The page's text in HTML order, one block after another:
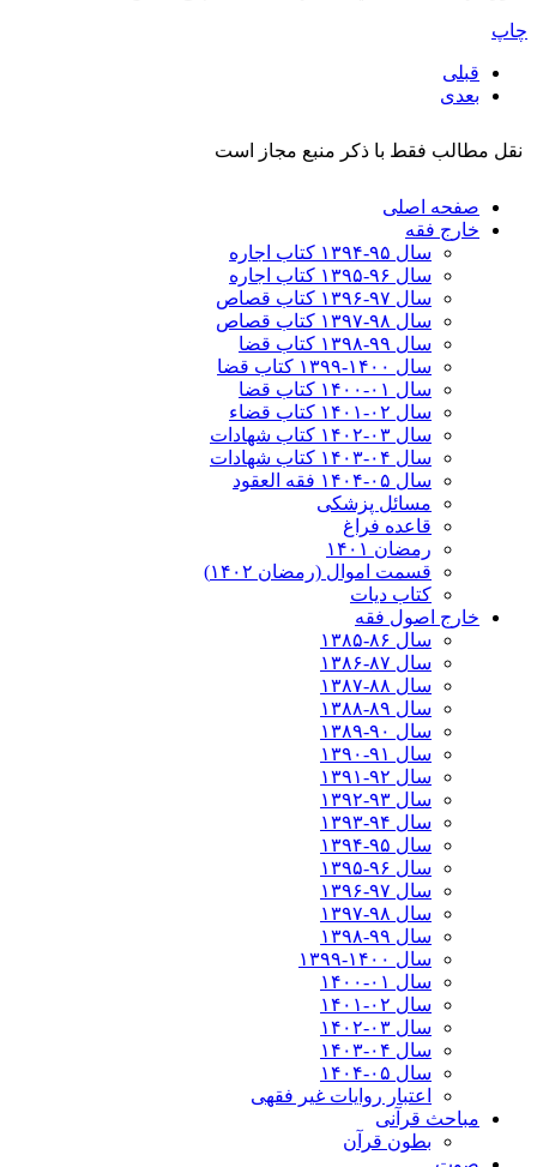
چاپ
قبلی
بعدی
نقل مطالب فقط با ذکر منبع مجاز است
صفحه اصلی
خارج فقه
سال ۹۵-۱۳۹۴ کتاب اجاره
سال ۹۶-۱۳۹۵ کتاب اجاره
سال ۹۷-۱۳۹۶ کتاب قصاص
سال ۹۸-۱۳۹۷ کتاب قصاص
سال ۹۹-۱۳۹۸‍ کتاب قضا
سال ۱۴۰۰-۱۳۹۹ کتاب قضا
سال ۰۱-۱۴۰۰ کتاب قضا
سال ۰۲-۱۴۰۱ کتاب قضاء
سال ۰۳-۱۴۰۲ کتاب شهادات
سال ۰۴-۱۴۰۳ کتاب شهادات
سال ۰۵-۱۴۰۴ فقه العقود
مسائل پزشکی
قاعده فراغ
رمضان ۱۴۰۱
قسمت اموال (رمضان ۱۴۰۲)
کتاب دیات
خارج اصول فقه
سال ۸۶-۱۳۸۵
سال ۸۷-۱۳۸۶
سال ۸۸-۱۳۸۷
سال ۸۹-۱۳۸۸
سال ۹۰-۱۳۸۹
سال ۹۱-۱۳۹۰
سال ۹۲-۱۳۹۱
سال ۹۳-۱۳۹۲
سال ۹۴-۱۳۹۳
سال ۹۵-۱۳۹۴
سال ۹۶-۱۳۹۵
سال ۹۷-۱۳۹۶
سال ۹۸-۱۳۹۷
سال ۹۹-۱۳۹۸‍
سال ۱۴۰۰-۱۳۹۹
سال ۰۱-۱۴۰۰
سال ۰۲-۱۴۰۱
سال ۰۳-۱۴۰۲
سال ۰۴-۱۴۰۳
سال ۰۵-۱۴۰۴
اعتبار روایات غیر فقهی
مباحث قرآنی
بطون قرآن